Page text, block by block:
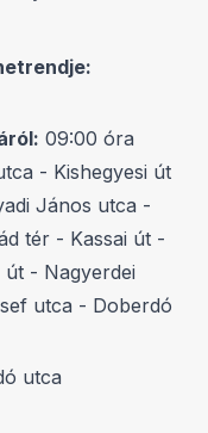
09:00 óra
- Kishegyesi út
János utca -
tér - Kassai út -
- Nagyerdei
utca - Doberdó
utca